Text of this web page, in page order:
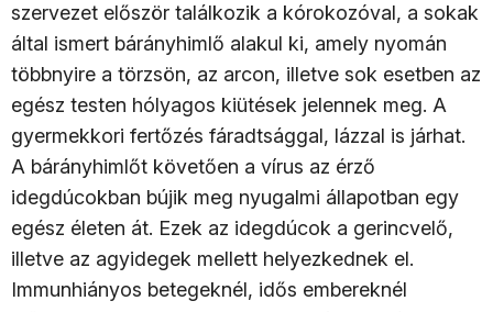
szervezet először találkozik a kórokozóval, a sokak
által ismert bárányhimlő alakul ki, amely nyomán
többnyire a törzsön, az arcon, illetve sok esetben az
egész testen hólyagos kiütések jelennek meg. A
gyermekkori fertőzés fáradtsággal, lázzal is járhat.
A bárányhimlőt követően a vírus az érző
idegdúcokban bújik meg nyugalmi állapotban egy
egész életen át. Ezek az idegdúcok a gerincvelő,
illetve az agyidegek mellett helyezkednek el.
Immunhiányos betegeknél, idős embereknél